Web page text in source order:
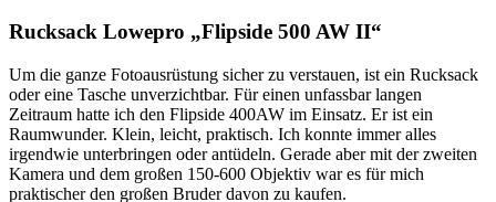
Rucksack Lowepro „Flipside 500 AW II“
Um die ganze Fotoausrüstung sicher zu verstauen, ist ein Rucksack
oder eine Tasche unverzichtbar. Für einen unfassbar langen
Zeitraum hatte ich den Flipside 400AW im Einsatz. Er ist ein
Raumwunder. Klein, leicht, praktisch. Ich konnte immer alles
irgendwie unterbringen oder antüdeln. Gerade aber mit der zweiten
Kamera und dem großen 150-600 Objektiv war es für mich
praktischer den großen Bruder davon zu kaufen.